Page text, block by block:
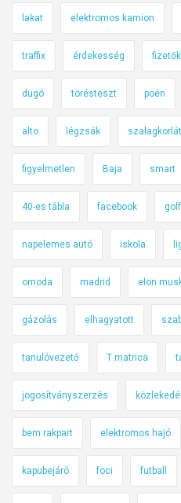
lakat elektromos kamion
traffix érdekesség
dugó törésteszt poén
alto légzsák szalagkorlát
figyelmetlen Baja smart
40-es tábla facebook golf
napelemes autó iskola
omoda madrid elon
gázolás elhagyatott
tanulóvezető T matrica
jogosítványszerzés
bem rakpart elektromos hajó
kapubejáró foci futball